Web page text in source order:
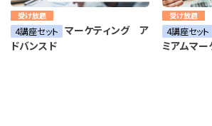
受け放題
4講座セット マーケティング ア
ドバンスド
受け放題
4講座セット
ミアムマー